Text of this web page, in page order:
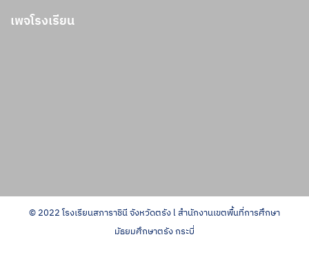
เพจโรงเรียน
© 2022 โรงเรียนสภาราชินี จังหวัดตรัง l สำนักงานเขตพื้นที่การศึกษา
มัธยมศึกษาตรัง กระบี่